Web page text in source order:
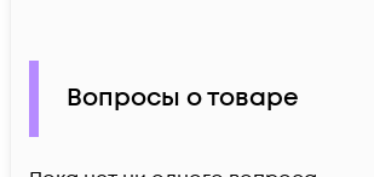
Вопросы о товаре